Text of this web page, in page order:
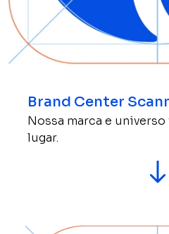
Brand Center
Nossa marca e
lugar.